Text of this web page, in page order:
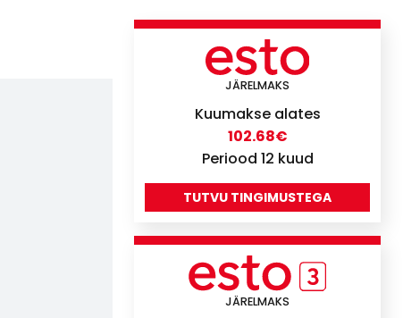
JÄRELMAKS
Kuumakse alates
102.68€
Periood 12 kuud
TUTVU TINGIMUSTEGA
JÄRELMAKS